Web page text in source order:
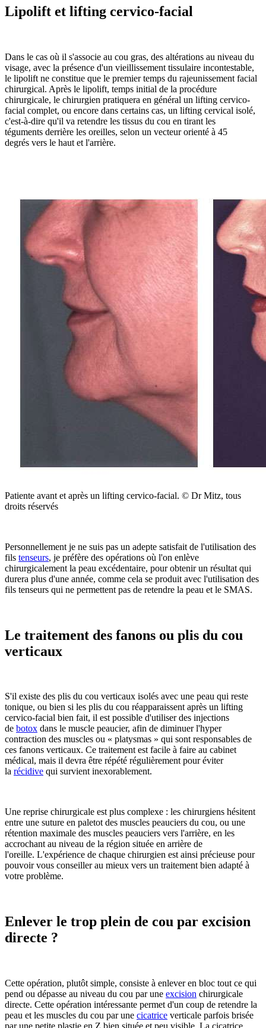
Lipolift et lifting cervico-facial
Dans le cas où il s'associe au cou gras, des altérations au niveau du
visage, avec la présence d'un vieillissement tissulaire incontestable,
le lipolift ne constitue que le premier temps du rajeunissement facial
chirurgical. Après le lipolift, temps initial de la procédure
chirurgicale, le chirurgien pratiquera en général un lifting cervico-
facial complet, ou encore dans certains cas, un lifting cervical isolé,
c'est-à-dire qu'il va retendre les tissus du cou en tirant les
téguments derrière les oreilles, selon un vecteur orienté à 45
degrés vers le haut et l'arrière.
Patiente avant et après un lifting cervico-facial. © Dr Mitz, tous
droits réservés
Personnellement je ne suis pas un adepte satisfait de l'utilisation des
fils tenseurs, je préfère des opérations où l'on enlève
chirurgicalement la peau excédentaire, pour obtenir un résultat qui
durera plus d'une année, comme cela se produit avec l'utilisation des
fils tenseurs qui ne permettent pas de retendre la peau et le SMAS.
Le traitement des fanons ou plis du cou
verticaux
S'il existe des plis du cou verticaux isolés avec une peau qui reste
tonique, ou bien si les plis du cou réapparaissent après un lifting
cervico-facial bien fait, il est possible d'utiliser des injections
de botox dans le muscle peaucier, afin de diminuer l'hyper
contraction des muscles ou « platysmas » qui sont responsables de
ces fanons verticaux. Ce traitement est facile à faire au cabinet
médical, mais il devra être répété régulièrement pour éviter
la récidive qui survient inexorablement.
Une reprise chirurgicale est plus complexe : les chirurgiens hésitent
entre une suture en paletot des muscles peauciers du cou, ou une
rétention maximale des muscles peauciers vers l'arrière, en les
accrochant au niveau de la région située en arrière de
l'oreille. L'expérience de chaque chirurgien est ainsi précieuse pour
pouvoir vous conseiller au mieux vers un traitement bien adapté à
votre problème.
Enlever le trop plein de cou par excision
directe ?
Cette opération, plutôt simple, consiste à enlever en bloc tout ce qui
pend ou dépasse au niveau du cou par une excision chirurgicale
directe. Cette opération intéressante permet d'un coup de retendre la
peau et les muscles du cou par une cicatrice verticale parfois brisée